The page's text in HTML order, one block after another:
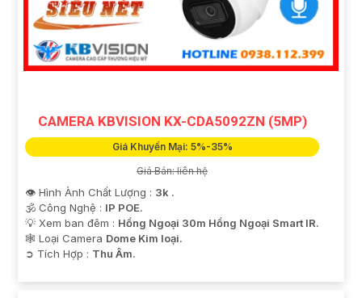
CAMERA KBVISION KX-CDA5092ZN (5MP)
Giá Khuyến Mại: 5%-35%
Giá Bán: liên hệ
👁 Hình Ành Chất Lượng : 3k .
🕉️ Công Nghệ : IP POE.
💡 Xem ban đêm : Hồng Ngoại 30m Hồng Ngoại Smart IR.
🕸️ Loại Camera Dome Kim loại.
️➲ Tích Hợp : Thu Âm.